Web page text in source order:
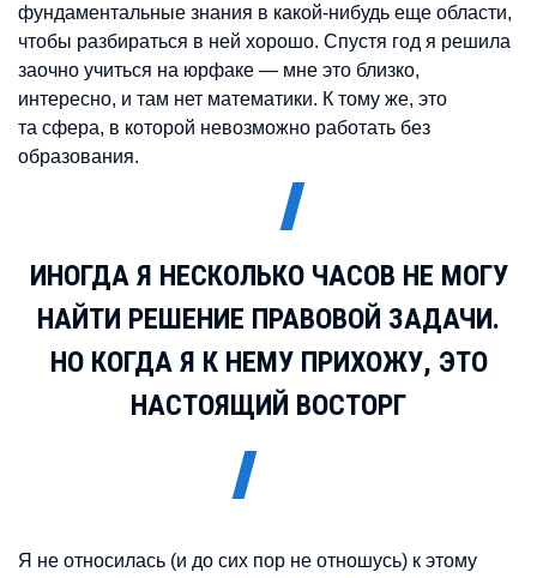
фундаментальные знания в какой-нибудь еще области,
чтобы разбираться в ней хорошо. Спустя год я решила
заочно учиться на юрфаке — мне это близко,
интересно, и там нет математики. К тому же, это
та сфера, в которой невозможно работать без
образования.
ИНОГДА Я НЕСКОЛЬКО ЧАСОВ НЕ МОГУ
НАЙТИ РЕШЕНИЕ ПРАВОВОЙ ЗАДАЧИ.
НО КОГДА Я К НЕМУ ПРИХОЖУ, ЭТО
НАСТОЯЩИЙ ВОСТОРГ
Я не относилась (и до сих пор не отношусь) к этому